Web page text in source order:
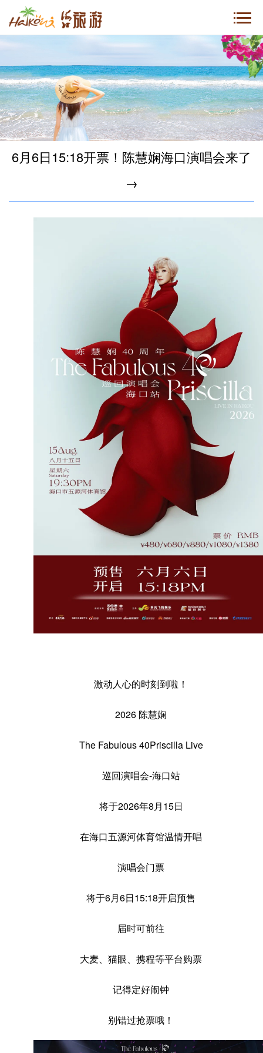
6月6日15:18开票！陈慧娴海口演唱会来了
→
激动人心的时刻到啦！
2026 陈慧娴
The Fabulous 40Priscilla Live
巡回演唱会-海口站
将于2026年8月15日
在海口五源河体育馆温情开唱
演唱会门票
将于6月6日15:18开启预售
届时可前往
大麦、猫眼、携程等平台购票
记得定好闹钟
别错过抢票哦！